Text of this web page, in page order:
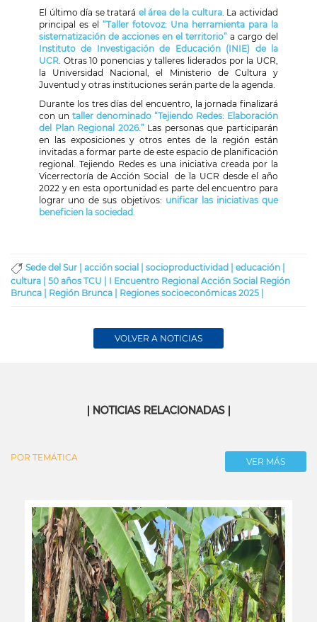
El último día se tratará el área de la cultura. La actividad
principal es el “Taller fotovoz: Una herramienta para la
sistematización de acciones en el territorio” a cargo del
Instituto de Investigación de Educación (INIE) de la
UCR. Otras 10 ponencias y talleres liderados por la UCR,
la Universidad Nacional, el Ministerio de Cultura y
Juventud y otras instituciones serán parte de la agenda.
Durante los tres días del encuentro, la jornada finalizará
con un taller denominado “Tejiendo Redes: Elaboración
del Plan Regional 2026.”Las personas que participarán
en las exposiciones y otros entes de la región están
invitadas a formar parte de este espacio de planificación
regional. Tejiendo Redes es una iniciativa creada por la
Vicerrectoría de Acción Social de la UCR desde el año
2022 y en esta oportunidad es parte del encuentro para
lograr uno de sus objetivos: unificar las iniciativas que
beneficien la sociedad.
Sede del Sur | acción social | socioproductividad | educación |
cultura | 50 años TCU | I Encuentro Regional Acción Social Región
Brunca | Región Brunca | Regiones socioeconómicas 2025 |
VOLVER A NOTICIAS
| NOTICIAS RELACIONADAS |
POR TEMÁTICA VER MÁS